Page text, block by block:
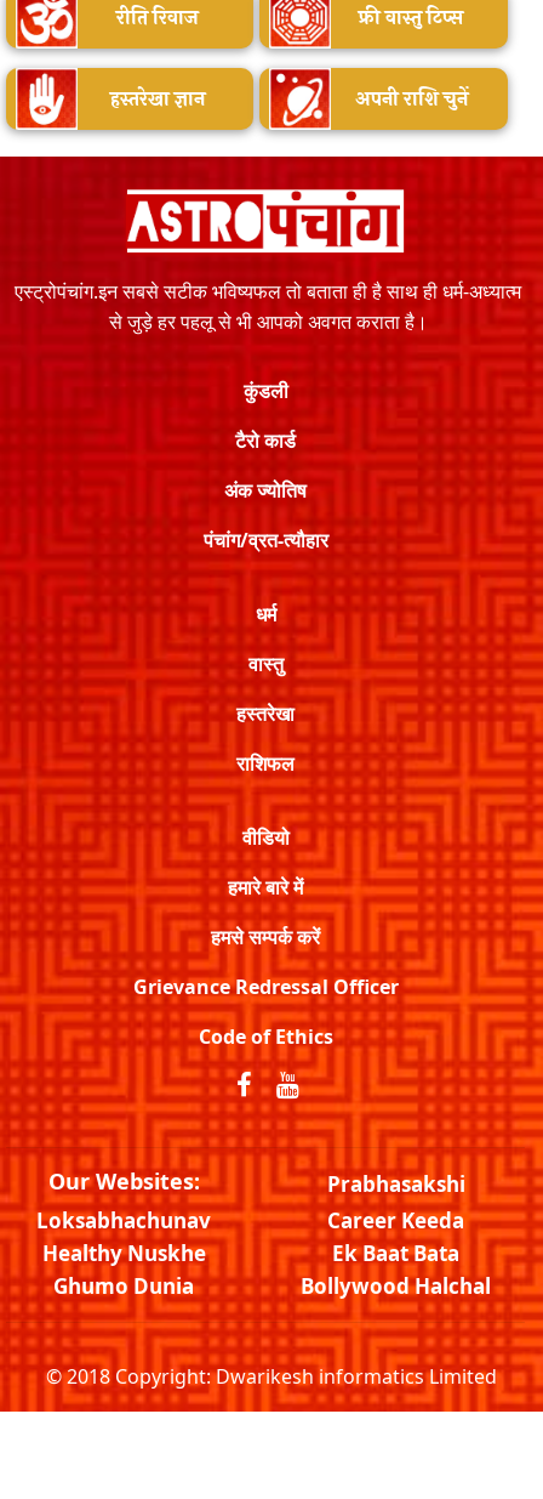
रीति रिवाज फ्री वास्तु टिप्स
हस्तरेखा ज्ञान अपनी राशि चुनें
एस्ट्रोपंचांग.इन सबसे सटीक भविष्यफल तो बताता ही है साथ ही धर्म-अध्यात्म
से जुड़े हर पहलू से भी आपको अवगत कराता है।
कुंडली
टैरो कार्ड
अंक ज्योतिष
पंचांग/व्रत-त्यौहार
धर्म
वास्तु
हस्तरेखा
राशिफल
वीडियो
हमारे बारे में
हमसे सम्पर्क करें
Grievance Redressal Officer
Code of Ethics
Our Websites:
Prabhasakshi
Loksabhachunav
Career Keeda
Healthy Nuskhe
Ek Baat Bata
Ghumo Dunia
Bollywood Halchal
© 2018 Copyright:Dwarikesh informatics Limited